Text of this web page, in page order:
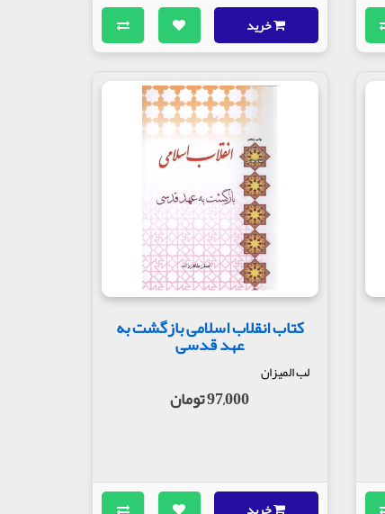
خرید
کتاب انقلاب اسلامی بازگشت به
عهد قدسی
لب المیزان
97,000 تومان